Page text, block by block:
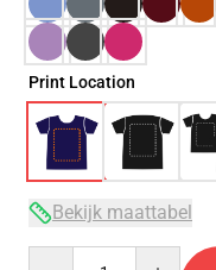
Print Location
Bekijk maattabel